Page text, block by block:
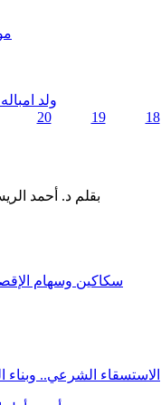
ولد
18
19
20
سكاكين وسهام
الاستسقاء الشرعي..